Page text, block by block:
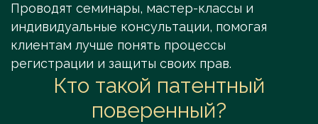
Проводят семинары, мастер-классы и
индивидуальные консультации, помогая
клиентам лучше понять процессы
регистрации и защиты своих прав.
Кто такой патентный
поверенный?